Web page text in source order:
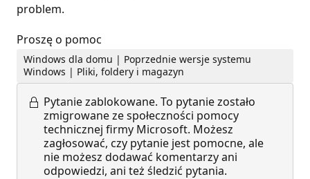
problem.
Proszę o pomoc
Windows dla domu | Poprzednie wersje systemu
Windows | Pliki, foldery i magazyn
Pytanie zablokowane. To pytanie zostało
zmigrowane ze społeczności pomocy
technicznej firmy Microsoft. Możesz
zagłosować, czy pytanie jest pomocne, ale
nie możesz dodawać komentarzy ani
odpowiedzi, ani też śledzić pytania.